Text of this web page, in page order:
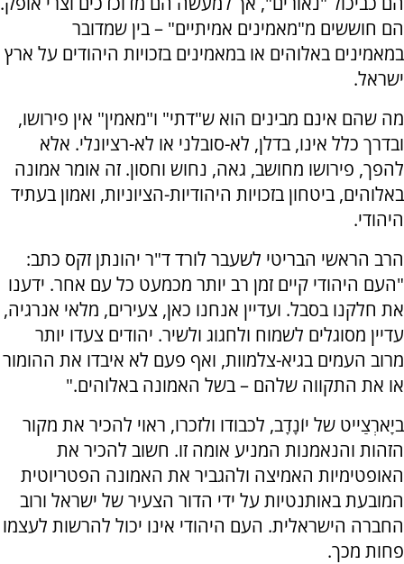
הם חוששים מ"מאמינים אמיתיים" – בין שמדובר
במאמינים באלוהים או במאמינים בזכויות היהודים על ארץ
ישראל.
מה שהם אינם מבינים הוא ש"דתי" ו"מאמין" אין פירושו,
ובדרך כלל אינו, בדלן, לא-סובלני או לא-רציונלי. אלא
להפך, פירושו מחושב, גאה, נחוש וחסון. זה אומר אמונה
באלוהים, ביטחון בזכויות היהודיות-הציוניות, ואמון בעתיד
היהודי.
הרב הראשי הבריטי לשעבר לורד ד"ר יהונתן זקס כתב:
"העם היהודי קיים זמן רב יותר מכמעט כל עם אחר. ידענו
את חלקנו בסבל. ועדיין אנחנו כאן, צעירים, מלאי אנרגיה,
עדיין מסוגלים לשמוח ולחגוג ולשיר. יהודים צעדו יותר
מרוב העמים בגיא-צלמוות, ואף פעם לא איבדו את ההומור
או את התקווה שלהם – בשל האמונה באלוהים."
ביָארְצַייט של יוֹנָדָב, לכבודו ולזכרו, ראוי להכיר את מקור
הזהות והנאמנות המניע אומה זו. חשוב להכיר את
האופטימיות האמיצה ולהגביר את האמונה הפטריוטית
המובעת באותנטיות על ידי הדור הצעיר של ישראל ורוב
החברה הישראלית. העם היהודי אינו יכול להרשות לעצמו
פחות מכך.